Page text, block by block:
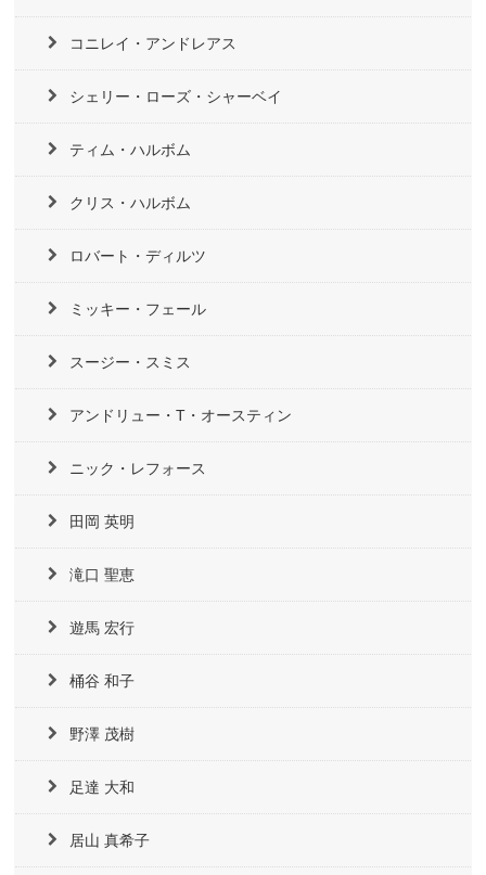
コニレイ・アンドレアス
シェリー・ローズ・シャーベイ
ティム・ハルボム
クリス・ハルボム
ロバート・ディルツ
ミッキー・フェール
スージー・スミス
アンドリュー・T・オースティン
ニック・レフォース
田岡 英明
滝口 聖恵
遊馬 宏行
桶谷 和子
野澤 茂樹
足達 大和
居山 真希子